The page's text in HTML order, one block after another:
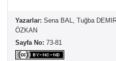
Yazarlar: Sena BAL, Tuğba
ÖZKAN
Sayfa No: 73-81